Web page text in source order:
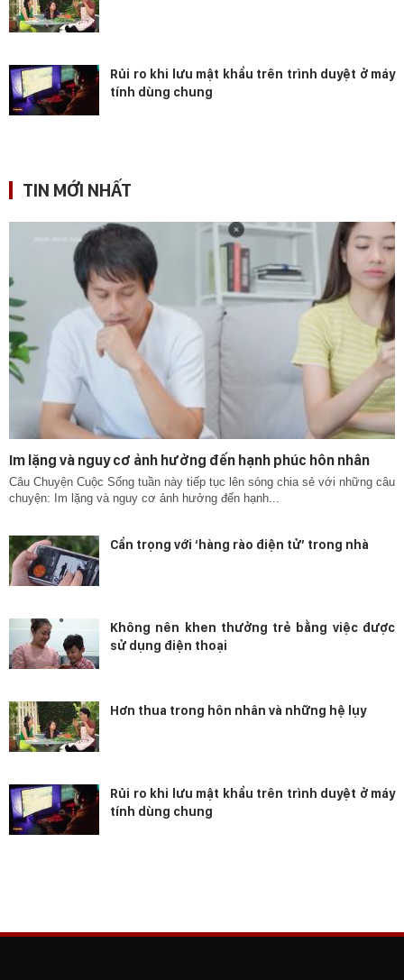
Rủi ro khi lưu mật khẩu trên trình duyệt ở máy
tính dùng chung
TIN MỚI NHẤT
Im lặng và nguy cơ ảnh hưởng đến hạnh phúc hôn nhân
Câu Chuyện Cuộc Sống tuần này tiếp tục lên sóng chia sẻ với những câu
chuyện: Im lặng và nguy cơ ảnh hưởng đến hạnh...
Cẩn trọng với ‘hàng rào điện tử’ trong nhà
Không nên khen thưởng trẻ bằng việc được
sử dụng điện thoại
Hơn thua trong hôn nhân và những hệ lụy
Rủi ro khi lưu mật khẩu trên trình duyệt ở máy
tính dùng chung